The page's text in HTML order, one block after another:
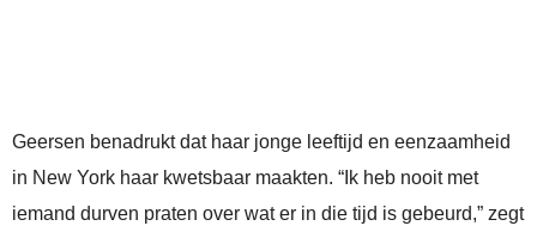
Geersen benadrukt dat haar jonge leeftijd en eenzaamheid
in New York haar kwetsbaar maakten. “Ik heb nooit met
iemand durven praten over wat er in die tijd is gebeurd,” zegt